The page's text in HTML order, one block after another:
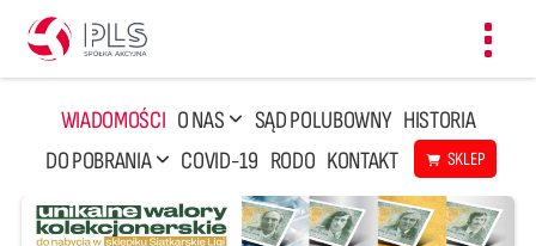
WIADOMOŚCI O NAS SĄD POLUBOWNY HISTORIA
DO POBRANIA
COVID-19 RODO KONTAKT SKLEP